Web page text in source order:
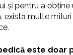
și pentru a
există multe
este doar